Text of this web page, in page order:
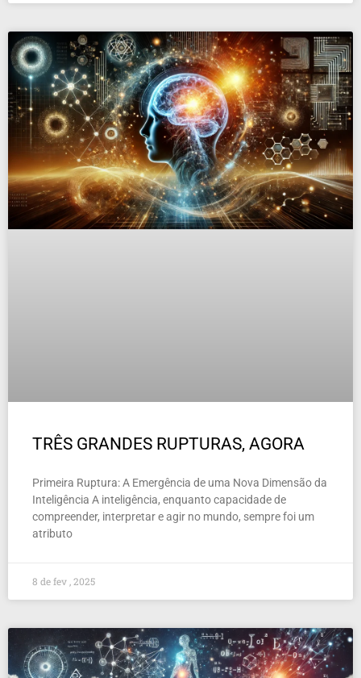
TRÊS GRANDES RUPTURAS, AGORA
Primeira Ruptura: A Emergência de uma Nova Dimensão da
Inteligência A inteligência, enquanto capacidade de
compreender, interpretar e agir no mundo, sempre foi um
atributo
8 de fev , 2025